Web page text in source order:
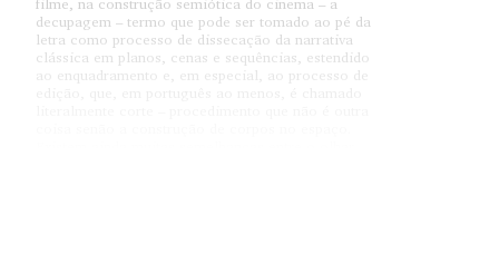
filme, na construção semiótica do cinema – a
decupagem – termo que pode ser tomado ao pé da
letra como processo de dissecação da narrativa
clássica em planos, cenas e sequências, estendido
ao enquadramento e, em especial, ao processo de